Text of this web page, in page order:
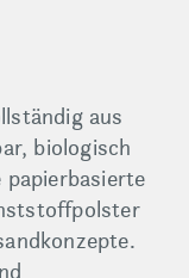
aus
biologisch
papierbasierte